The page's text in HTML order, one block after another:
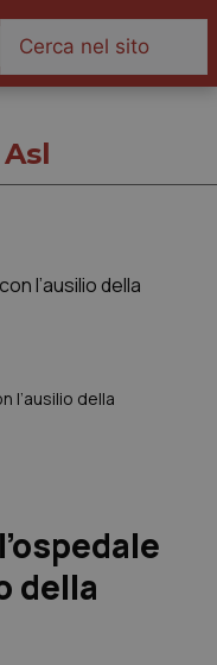
l’ausilio della
della